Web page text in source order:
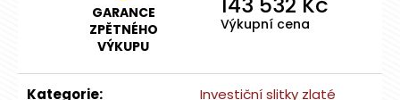
GARANCE
ZPĚTNÉHO
VÝKUPU
Výkupní cena
Kategorie:
Investiční slitky zlaté